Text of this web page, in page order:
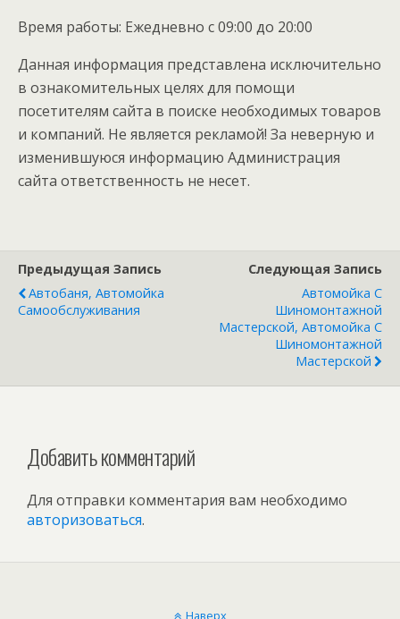
Время работы: Ежедневно с 09:00 до 20:00
Данная информация представлена исключительно
в ознакомительных целях для помощи
посетителям сайта в поиске необходимых товаров
и компаний. Не является рекламой! За неверную и
изменившуюся информацию Администрация
сайта ответственность не несет.
Предыдущая Запись
Автобаня, Автомойка
Самообслуживания
Следующая Запись
Автомойка С
Шиномонтажной
Мастерской, Автомойка С
Шиномонтажной
Мастерской
Добавить комментарий
Для отправки комментария вам необходимо
авторизоваться.
Наверх